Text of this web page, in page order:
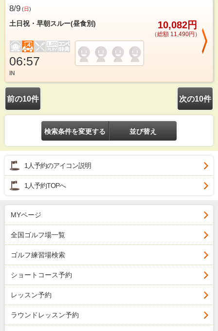
8/9 (日)
土日祝・早朝スルー(昼食別) 10,082円
（総額 11,490円）
06:57
IN
前の10件 次の10件
検索条件を変更する 並び替え
1人予約のアイコン説明
1人予約TOPへ
MYページ
全国ゴルフ場一覧
ゴルフ練習場検索
ショートコース予約
レッスン予約
ラウンドレッスン予約